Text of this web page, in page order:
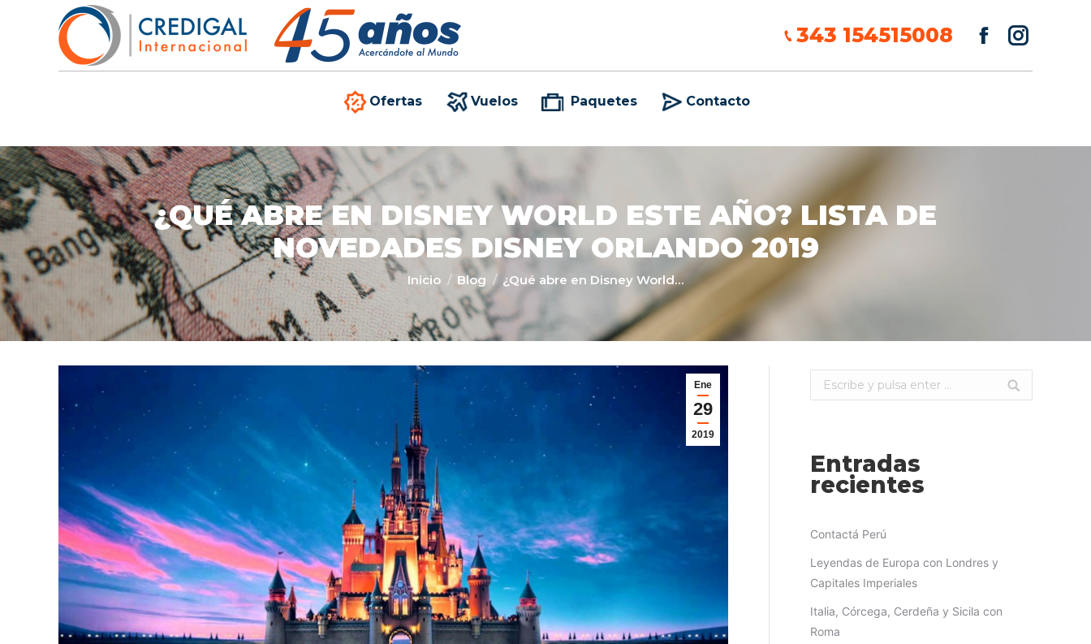
343 154515008
Ofertas Vuelos Paquetes Contacto
¿QUÉ ABRE EN DISNEY WORLD ESTE AÑO? LISTA DE
NOVEDADES DISNEY ORLANDO 2019
Estás aquí:
Inicio Blog ¿Qué abre en Disney World…
Ene
29
2019
Buscar:
Entradas
recientes
Contactá Perú
Leyendas de Europa con Londres y
Capitales Imperiales
Italia, Córcega, Cerdeña y Sicila con
Roma
Ofertas